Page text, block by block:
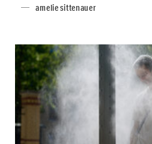
amelie sittenauer